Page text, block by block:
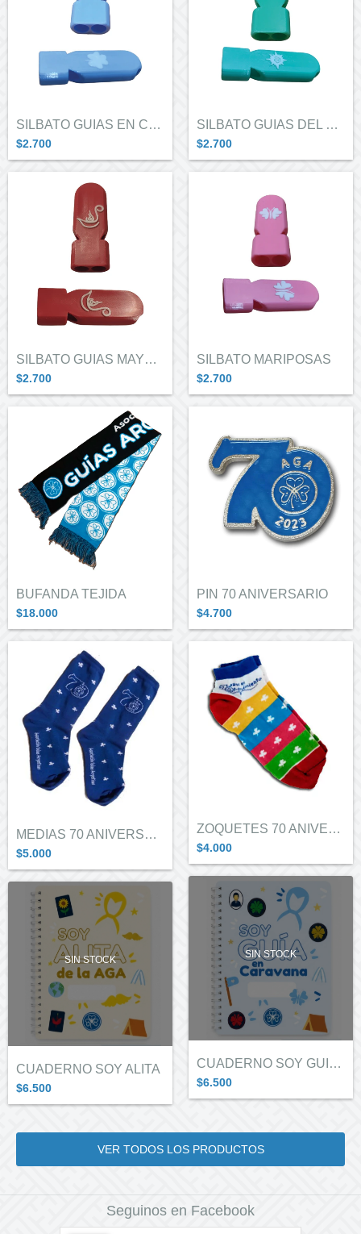
SILBATO GUIAS EN CARAVANA
$2.700
SILBATO GUIAS DEL SOL
$2.700
SILBATO GUIAS MAYORES
$2.700
SILBATO MARIPOSAS
$2.700
BUFANDA TEJIDA
$18.000
PIN 70 ANIVERSARIO
$4.700
MEDIAS 70 ANIVERSARIO
$5.000
ZOQUETES 70 ANIVERSARIO
$4.000
SIN STOCK
CUADERNO SOY ALITA
$6.500
SIN STOCK
CUADERNO SOY GUIA EN CARAVANA
$6.500
VER TODOS LOS PRODUCTOS
Seguinos en Facebook